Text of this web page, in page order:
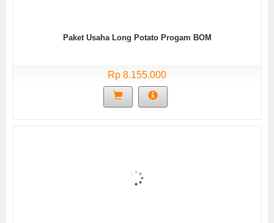
Paket Usaha Long Potato Progam BOM
Rp 8.155.000